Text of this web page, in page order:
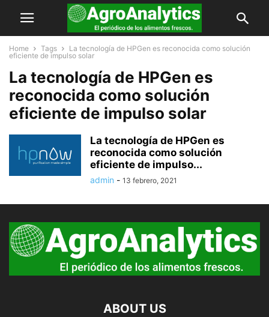
Home Tags
La tecnología de HPGen es reconocida como solución
eficiente de impulso solar
La tecnología de HPGen es
reconocida como solución
eficiente de impulso solar
La tecnología de HPGen es
reconocida como solución
eficiente de impulso...
admin - 13 febrero, 2021
ABOUT US